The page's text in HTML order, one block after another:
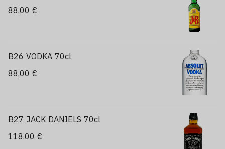
88,00 €
B26 VODKA 70cl
88,00 €
B27 JACK DANIELS 70cl
118,00 €